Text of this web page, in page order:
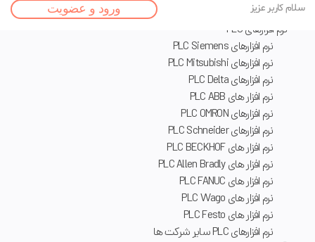
سلام کاربر عزیز ورود و عضویت
نرم افزار های تخصصی
نرم افزارهای PLC
نرم افزارهای PLC Siemens
نرم افزارهای PLC Mitsubishi
نرم‌ افزارهای PLC Delta
نرم افزار های PLC ABB
نرم افزارهای PLC OMRON
نرم افزارهای PLC Schneider
نرم افزار های PLC BECKHOF
نرم افزار های PLC Allen Bradly
نرم افزار های PLC FANUC
نرم افزار های PLC Wago
نرم افزار های PLC Festo
نرم افزارهای PLC سایر شرکت ها